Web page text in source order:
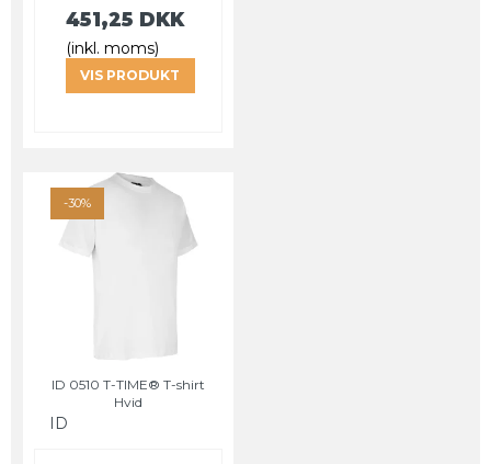
451,25 DKK
(inkl. moms)
VIS PRODUKT
-30%
ID 0510 T-TIME® T-shirt
Hvid
ID